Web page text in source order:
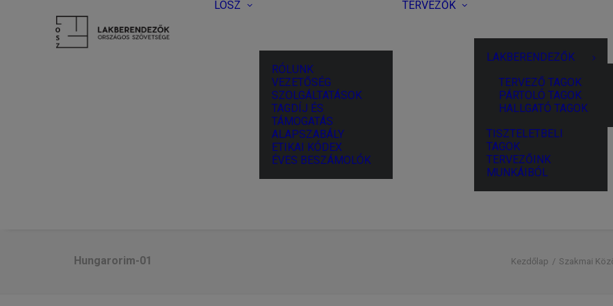
LOSZ
RÓLUNK
VEZETŐSÉG
SZOLGÁLTATÁSOK
TAGDÍJ ÉS
TÁMOGATÁS
ALAPSZABÁLY
ETIKAI KÓDEX
ÉVES BESZÁMOLÓK
TERVEZŐK
LAKBERENDEZŐK
TERVEZŐ TAGOK
PÁRTOLÓ TAGOK
HALLGATÓ TAGOK
TISZTELETBELI
TAGOK
TERVEZŐINK
MUNKÁIBÓL
Hungarorim-01 Kezdőlap Szakmai